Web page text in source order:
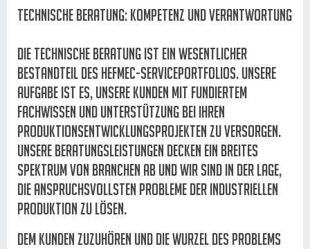
Technische Beratung: Kompetenz und Verantwortung
Die technische Beratung ist ein wesentlicher
Bestandteil des Hefmec-Serviceportfolios. Unsere
Aufgabe ist es, unsere Kunden mit fundiertem
Fachwissen und Unterstützung bei ihren
Produktionsentwicklungsprojekten zu versorgen.
Unsere Beratungsleistungen decken ein breites
Spektrum von Branchen ab und wir sind in der Lage,
die anspruchsvollsten Probleme der industriellen
Produktion zu lösen.
Dem Kunden zuzuhören und die Wurzel des Problems